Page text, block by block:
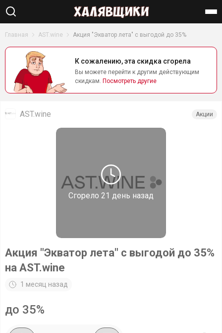
Главная AST.wine Акция "Экватор лета" с выгодой до 35%
К сожалению, эта скидка сгорела
Вы можете перейти к другим действующим
скидкам. Посмотреть другие
Сгорело 21 день назад
AST.wine Акции
Акция "Экватор лета" с выгодой до 35%
на AST.wine
1 месяц назад
до 35%